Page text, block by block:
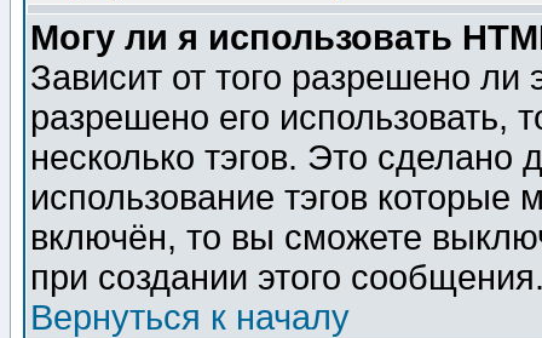
Могу ли я использовать
Зависит от того разрешено
разрешено его использовать,
несколько тэгов. Это сделано
использование тэгов
включён, то вы сможете
при создании этого
Вернуться к началу